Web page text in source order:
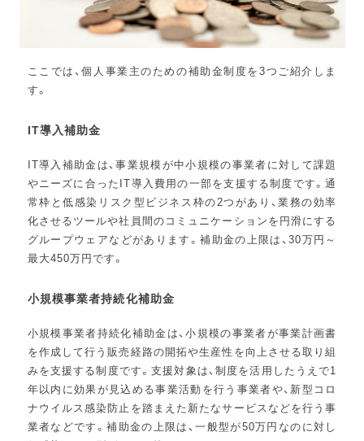
ここでは、個人事業主のための補助金制度を3つご紹介しま
す。
IT導入補助金
IT導入補助金は、事業規模が中小規模の事業者に対して課題
やニーズに合ったIT導入費用の一部を支援する制度です。通
常枠と低感染リスク型ビジネス枠の2つがあり、業務の効率
化させるツールや社員間のコミュニケーションを円滑にする
グループウェアなどがあります。補助金の上限は、30万円～
最大450万円です。
小規模事業者持続化補助金
小規模事業者持続化補助金は、小規模の事業者が事業計画書
を作成して行う販売経路の開拓や生産性を向上させる取り組
みを支援する制度です。支援対象は、制度を活用したうえで1
年以内に効果が見込める事業活動を行う事業者や、新型コロ
ナウイルス感染防止を踏まえた新たなサービスなどを行う事
業者などです。補助金の上限は、一般型が50万円なのに対し